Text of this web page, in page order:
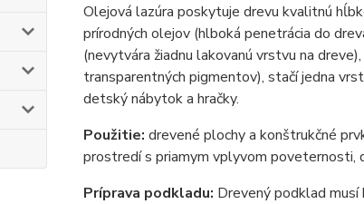
Olejová lazúra poskytuje drevu kvalitnú
prírodných olejov (hlboká penetrácia do
(nevytvára žiadnu lakovanú vrstvu na
transparentných pigmentov), stačí jedna
detský nábytok a hračky.
Použitie: drevené plochy a konštrukčné
prostredí s priamym vplyvom poveternosti,
Príprava podkladu: Drevený podklad